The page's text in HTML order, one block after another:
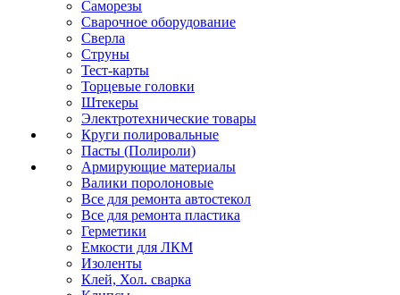
Саморезы
Сварочное оборудование
Сверла
Струны
Тест-карты
Торцевые головки
Штекеры
Электротехнические товары
Круги полировальные
Пасты (Полироли)
Армирующие материалы
Валики поролоновые
Все для ремонта автостекол
Все для ремонта пластика
Герметики
Емкости для ЛКМ
Изоленты
Клей, Хол. сварка